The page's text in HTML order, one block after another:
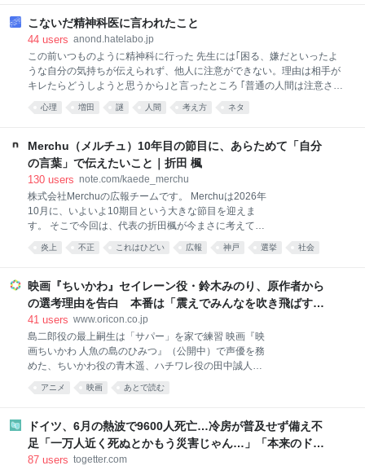
こないだ精神科医に言われたこと
44 users anond.hatelabo.jp
この前いつものように精神科に行った 先生には｢困る、嫌だといったよ
うな自分の気持ちが伝えられず、他人に注意ができない。理由は相手が
キレたらどうしようと思うから｣と言ったところ ｢普通の人間は注意され
たところでキレません、そう思うのは貴方が注意されたらキレる人間か
らです｣と言われた また行こうと思う
心理 増田 謎 人間 考え方 ネタ
Merchu（メルチュ）10年目の節目に、あらためて「自分
の言葉」で伝えたいこと｜折田 楓
130 users note.com/kaede_merchu
株式会社Merchuの広報チームです。 Merchuは2026年
10月に、いよいよ10期目という大きな節目を迎えま
す。 そこで今回は、代表の折田楓が今まさに考えてい
るリアルな想いを聞くべく、インタビューを実施しま
した。その内容をぜひ皆さまにもお届けしたく記事に
節目。Merchuは、なぜ今リブランディングを決めたの
か まず最初にお聞きしたいのですが、今回インタ
ビューを行うにあたって、楓さんから「ご自身のnote
で発信しようと思われた理由や想いがあれば、ぜひ教
えていただけますか？ noteは執筆者の思考やできごと
が深く丁寧に綴られていて、読者の方もそれをじっく
り読み込む文化があるイメージがあるので、自分の考
炎上 不正 これはひどい 広報 神戸 選挙 社会
映画『ちいかわ』セイレーン役・鈴木みのり、原作者から
の選考理由を告白 本番は「震えでみんなを吹き飛ばす
ぞ」と意気込む
41 users www.oricon.co.jp
島二郎役の最上嗣生は「サパー」を家で練習 映画『映
画ちいかわ 人魚の島のひみつ』（公開中）で声優を務
めた、ちいかわ役の青木遥、ハチワレ役の田中誠人、
うさぎ役の小澤亜李、島二郎役の最上嗣生、セイレー
ン役の鈴木みのりのロングインタビューが解禁。最
【画像】こわっ!「サパー」する島二郎を赤い目で見つ
めるセイレーン 映画で重要なキャラクターである島二
郎役の最上はアクションシーンについて「セイレーン
アニメ 映画 あとで読む
ドイツ、6月の熱波で9600人死亡…冷房が普及せず備え不
足「一万人近く死ぬとかもう災害じゃん…」「本来のドイ
ツの夏は日本の10月ぐらいの気候やからねえ」
87 users togetter.com